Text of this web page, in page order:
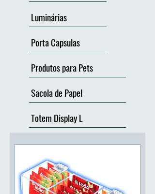
Luminárias
Porta Capsulas
Produtos para Pets
Sacola de Papel
Totem Display L